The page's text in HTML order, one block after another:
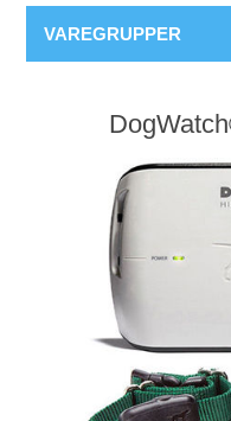
VAREGRUPPER